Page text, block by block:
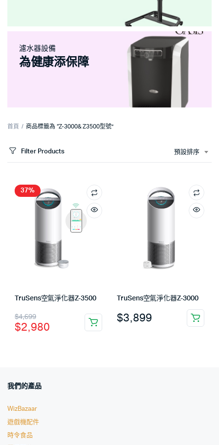
濾水器設備
為健康添保障
首頁 商品標籤為 “Z-3000& Z3500型號”
Filter Products 預設排序
37%
TruSens空氣淨化器Z-3500
$4,699
$2,980
TruSens空氣淨化器Z-3000
$3,899
我們的產品
WizBazaar
遊戲機配件
時令食品